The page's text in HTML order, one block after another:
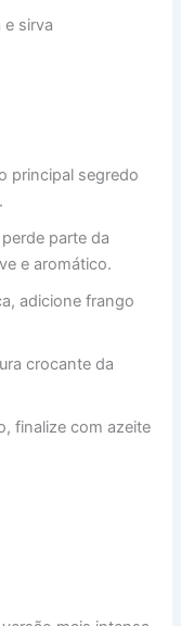
sirva
principal segredo
parte da
e aromático.
adicione frango
crocante da
finalize com azeite